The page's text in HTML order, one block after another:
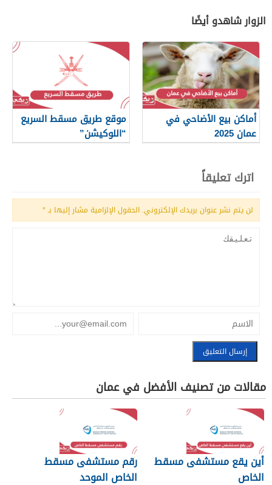
الزوار شاهدو أيضًا
أماكن بيع الأضاحي في
عمان 2025
موقع طريق مسقط السريع
“اللوكيشن”
اترك تعليقاً
لن يتم نشر عنوان بريدك الإلكتروني. الحقول الإلزامية مشار إليها بـ*
مقالات من تصنيف الأفضل في عمان
أين يقع مستشفى مسقط
الخاص
رقم مستشفى مسقط
الخاص الموحد